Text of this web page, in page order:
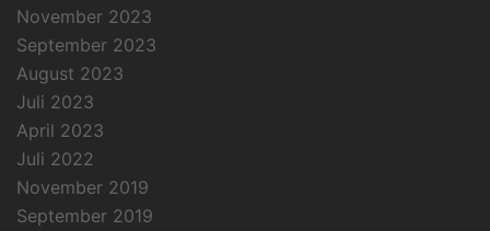
November 2023
September 2023
August 2023
Juli 2023
April 2023
Juli 2022
November 2019
September 2019